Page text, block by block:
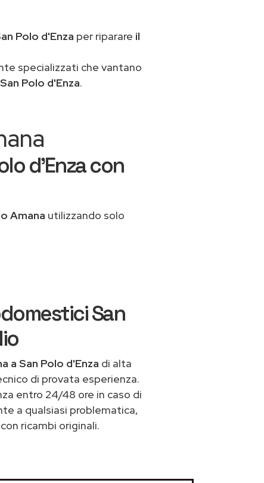
Polo d'Enza per riparare il
specializzati che vantano
Polo d'Enza.
d'Enza con
Amana utilizzando solo
San
a San Polo d'Enza di alta
di provata esperienza.
entro 24/48 ore in caso di
a qualsiasi problematica,
ricambi originali.